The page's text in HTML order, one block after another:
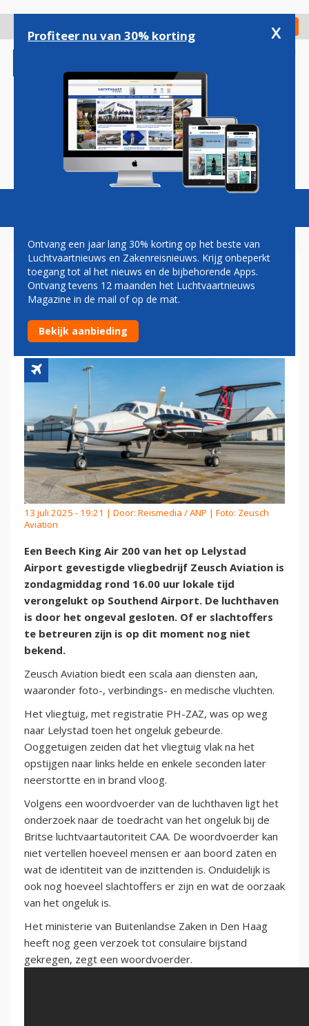
gaan
Check in
Magazine Podcasts Vacatures
NEDERLANDS VLIEGTUIG
VERONGELUKT OP
LUCHTHAVEN SOUTHEND
13 juli 2025 - 19:21 | Door: Reismedia / ANP | Foto: Zeusch
Aviation
Een Beech King Air 200 van het op Lelystad
Airport gevestigde vliegbedrijf Zeusch Aviation is
zondagmiddag rond 16.00 uur lokale tijd
verongelukt op Southend Airport. De luchthaven
is door het ongeval gesloten. Of er slachtoffers
te betreuren zijn is op dit moment nog niet
bekend.
Zeusch Aviation biedt een scala aan diensten aan,
waaronder foto-, verbindings- en medische vluchten.
Het vliegtuig, met registratie PH-ZAZ, was op weg
naar Lelystad toen het ongeluk gebeurde.
Ooggetuigen zeiden dat het vliegtuig vlak na het
opstijgen naar links helde en enkele seconden later
neerstortte en in brand vloog.
Volgens een woordvoerder van de luchthaven ligt het
onderzoek naar de toedracht van het ongeluk bij de
Britse luchtvaartautoriteit CAA. De woordvoerder kan
niet vertellen hoeveel mensen er aan boord zaten en
wat de identiteit van de inzittenden is. Onduidelijk is
ook nog hoeveel slachtoffers er zijn en wat de oorzaak
van het ongeluk is.
Het ministerie van Buitenlandse Zaken in Den Haag
heeft nog geen verzoek tot consulaire bijstand
gekregen, zegt een woordvoerder.
Profiteer nu van 30% korting x
Ontvang een jaar lang 30% korting op het beste van
Luchtvaartnieuws en Zakenreisnieuws. Krijg onbeperkt
toegang tot al het nieuws en de bijbehorende Apps.
Ontvang tevens 12 maanden het Luchtvaartnieuws
Magazine in de mail of op de mat.
Bekijk aanbieding